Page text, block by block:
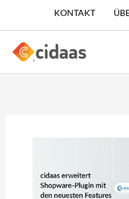
springen
KONTAKT